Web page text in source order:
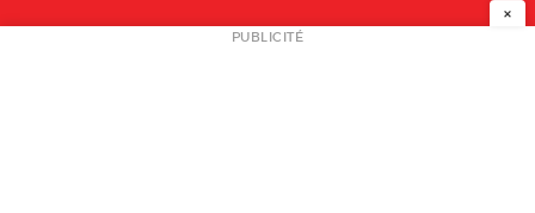
NEWSLETTER
×
PUBLICITÉ